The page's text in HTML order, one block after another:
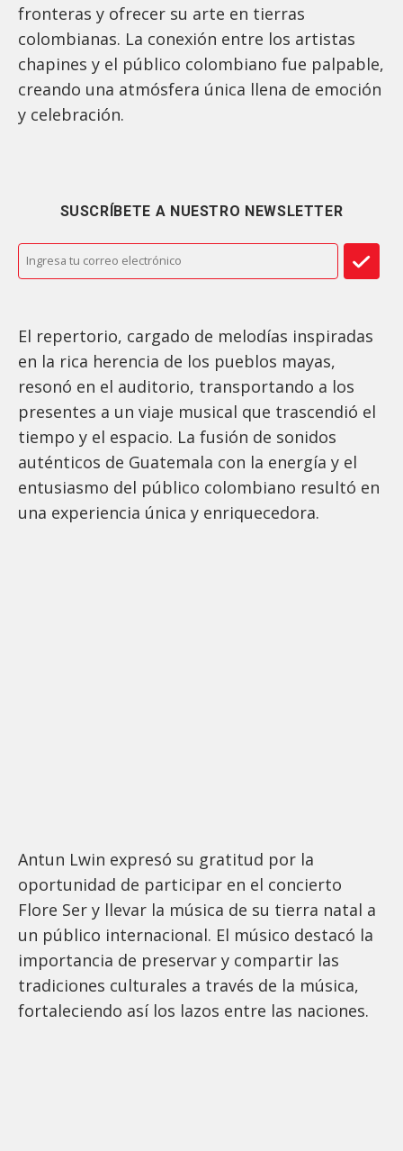
fronteras y ofrecer su arte en tierras
colombianas. La conexión entre los artistas
chapines y el público colombiano fue palpable,
creando una atmósfera única llena de emoción
y celebración.
SUSCRÍBETE A NUESTRO NEWSLETTER
El repertorio, cargado de melodías inspiradas
en la rica herencia de los pueblos mayas,
resonó en el auditorio, transportando a los
presentes a un viaje musical que trascendió el
tiempo y el espacio. La fusión de sonidos
auténticos de Guatemala con la energía y el
entusiasmo del público colombiano resultó en
una experiencia única y enriquecedora.
Antun Lwin expresó su gratitud por la
oportunidad de participar en el concierto
Flore Ser y llevar la música de su tierra natal a
un público internacional. El músico destacó la
importancia de preservar y compartir las
tradiciones culturales a través de la música,
fortaleciendo así los lazos entre las naciones.